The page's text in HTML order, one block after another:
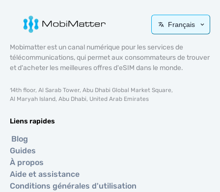
Français
Mobimatter est un canal numérique pour les services de
télécommunications, qui permet aux consommateurs de trouver
et d'acheter les meilleures offres d'eSIM dans le monde.
14th floor, Al Sarab Tower, Abu Dhabi Global Market Square,
Al Maryah Island, Abu Dhabi, United Arab Emirates
Liens rapides
Blog
Guides
À propos
Aide et assistance
Conditions générales d'utilisation